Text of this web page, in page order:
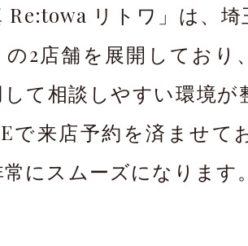
Re:towa リトワ」は、
の2店舗を展開しており
て相談しやすい環境が
で来店予約を済ませて
にスムーズになります